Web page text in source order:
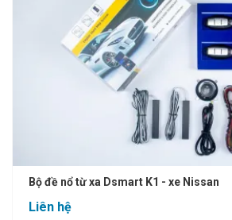
Bộ đề nổ từ xa Dsmart K1 - xe Nissan
Liên hệ